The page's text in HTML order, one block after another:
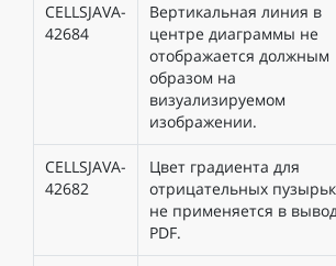
CELLSJAVA-
42684
Вертикальная линия в
центре диаграммы не
отображается должным
образом на
визуализируемом
изображении.
CELLSJAVA-
42682
Цвет градиента для
отрицательных
не применяется в
PDF.